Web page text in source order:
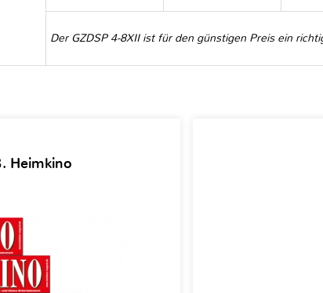
Der GZDSP 4-8XII ist für den günstigen Preis ein
Heimkino